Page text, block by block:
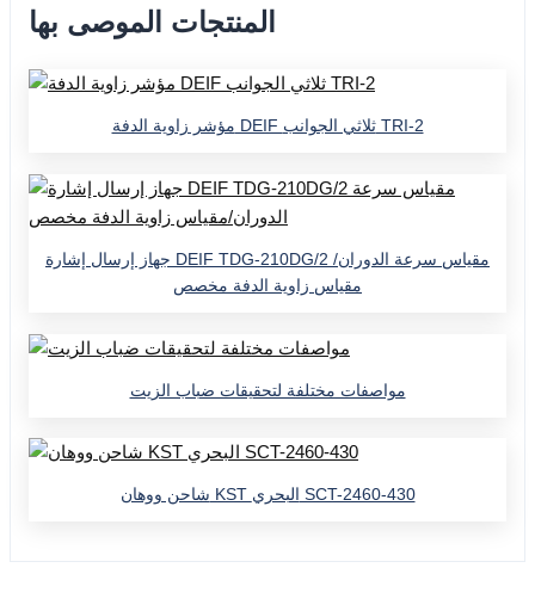
المنتجات الموصى بها
مؤشر زاوية الدفة DEIF ثلاثي الجوانب TRI-2
جهاز إرسال إشارة DEIF TDG-210DG/2 مقياس سرعة الدوران/
مقياس زاوية الدفة مخصص
مواصفات مختلفة لتحقيقات ضباب الزيت
شاحن ووهان KST البحري SCT-2460-430